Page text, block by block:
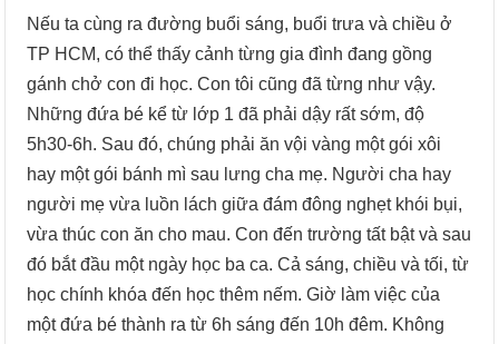
Nếu ta cùng ra đường buổi sáng, buổi trưa và chiều ở
TP HCM, có thể thấy cảnh từng gia đình đang gồng
gánh chở con đi học. Con tôi cũng đã từng như vậy.
Những đứa bé kể từ lớp 1 đã phải dậy rất sớm, độ
5h30-6h. Sau đó, chúng phải ăn vội vàng một gói xôi
hay một gói bánh mì sau lưng cha mẹ. Người cha hay
người mẹ vừa luồn lách giữa đám đông nghẹt khói bụi,
vừa thúc con ăn cho mau. Con đến trường tất bật và sau
đó bắt đầu một ngày học ba ca. Cả sáng, chiều và tối, từ
học chính khóa đến học thêm nếm. Giờ làm việc của
một đứa bé thành ra từ 6h sáng đến 10h đêm. Không